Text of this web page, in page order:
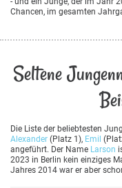
Chancen, im gesamten
Seltene
Die Liste der beliebtesten
Alexander (Platz 1), Emil
angeführt. Der Name Larson
2023 in Berlin kein einziges
Jahres 2014 war er aber